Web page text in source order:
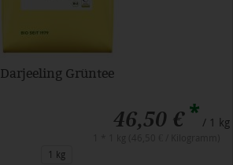
Darjeeling Grüntee
46,50 €* / 1 kg
1 kg